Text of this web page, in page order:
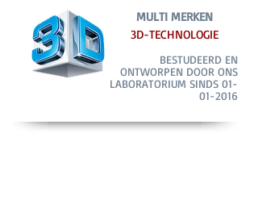
MULTI MERKEN
3D-TECHNOLOGIE
BESTUDEERD EN
ONTWORPEN DOOR ONS
LABORATORIUM SINDS 01-
01-2016